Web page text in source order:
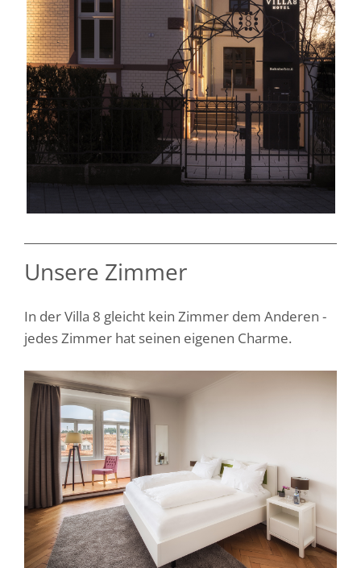
Unsere Zimmer
In der Villa 8 gleicht kein Zimmer dem Anderen -
jedes Zimmer hat seinen eigenen Charme.